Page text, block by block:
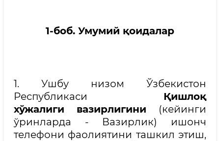
1-боб. Умумий қоидалар
1. Ушбу низом Ўзбекистон
Республикаси Қишлоқ
хўжалиги
вазирлигини (кейинги
ўринларда - Вазирлик) ишонч
телефони фаолиятини ташкил этиш,